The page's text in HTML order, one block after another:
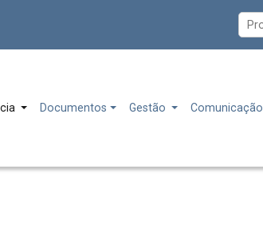
Documentos Gestão Comunicação